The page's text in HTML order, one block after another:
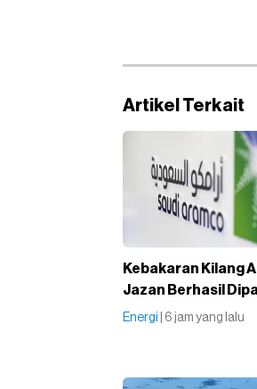
Artikel Terkait
Kebakaran Kilang
Jazan Berhasil
Energi | 6 jam yang lalu